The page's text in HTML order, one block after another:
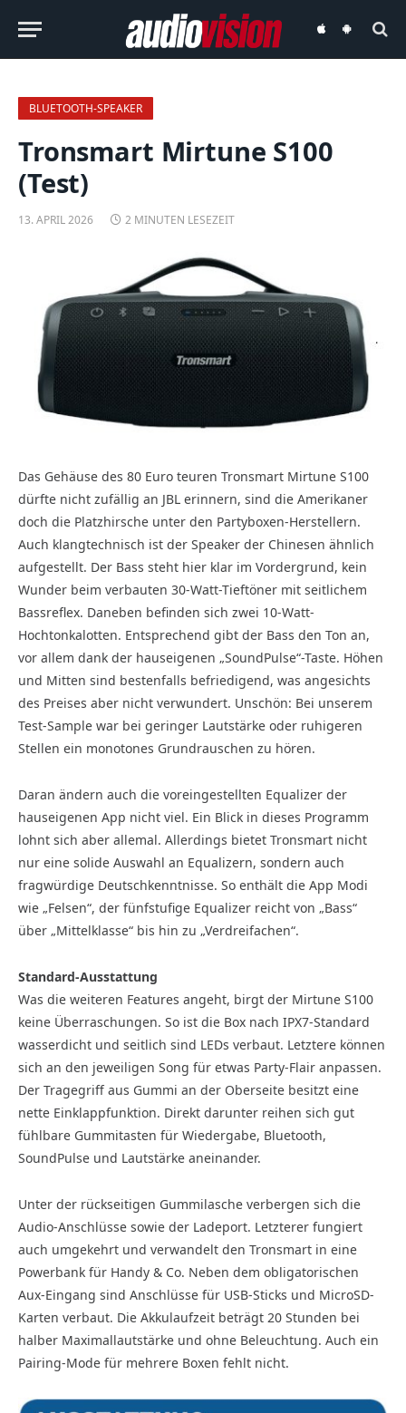
audiovisionaudiovision
BLUETOOTH-SPEAKER
Tronsmart Mirtune S100
(Test)
13. APRIL 2026 2 MINUTEN LESEZEIT
Das Gehäuse des 80 Euro teuren Tronsmart Mirtune S100
dürfte nicht zufällig an JBL erinnern, sind die Amerikaner
doch die Platzhirsche unter den Partyboxen-Herstellern.
Auch klangtechnisch ist der Speaker der Chinesen ähnlich
aufgestellt. Der Bass steht hier klar im Vordergrund, kein
Wunder beim verbauten 30-Watt-Tieftöner mit seitlichem
Bassreflex. Daneben befinden sich zwei 10-Watt-
Hochtonkalotten. Entsprechend gibt der Bass den Ton an,
vor allem dank der hauseigenen „SoundPulse“-Taste. Höhen
und Mitten sind bestenfalls befriedigend, was angesichts
des Preises aber nicht verwundert. Unschön: Bei unserem
Test-Sample war bei geringer Lautstärke oder ruhigeren
Stellen ein monotones Grundrauschen zu hören.
Daran ändern auch die voreingestellten Equalizer der
hauseigenen App nicht viel. Ein Blick in dieses Programm
lohnt sich aber allemal. Allerdings bietet Tronsmart nicht
nur eine solide Auswahl an Equalizern, sondern auch
fragwürdige Deutschkenntnisse. So enthält die App Modi
wie „Felsen“, der fünfstufige Equalizer reicht von „Bass“
über „Mittelklasse“ bis hin zu „Verdreifachen“.
Standard-Ausstattung
Was die weiteren Features angeht, birgt der Mirtune S100
keine Überraschungen. So ist die Box nach IPX7-Standard
wasserdicht und seitlich sind LEDs verbaut. Letztere können
sich an den jeweiligen Song für etwas Party-Flair anpassen.
Der Tragegriff aus Gummi an der Oberseite besitzt eine
nette Einklappfunktion. Direkt darunter reihen sich gut
fühlbare Gummitasten für Wiedergabe, Bluetooth,
SoundPulse und Lautstärke aneinander.
Unter der rückseitigen Gummilasche verbergen sich die
Audio-Anschlüsse sowie der Ladeport. Letzterer fungiert
auch umgekehrt und verwandelt den Tronsmart in eine
Powerbank für Handy & Co. Neben dem obligatorischen
Aux-Eingang sind Anschlüsse für USB-Sticks und MicroSD-
Karten verbaut. Die Akkulaufzeit beträgt 20 Stunden bei
halber Maximallautstärke und ohne Beleuchtung. Auch ein
Pairing-Mode für mehrere Boxen fehlt nicht.